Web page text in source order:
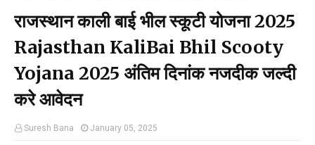
राजस्थान काली बाई भील स्कूटी योजना 2025
Rajasthan KaliBai Bhil Scooty
Yojana 2025 अंतिम दिनांक नजदीक जल्दी
करे आवेदन
Suresh Bana January 05, 2025